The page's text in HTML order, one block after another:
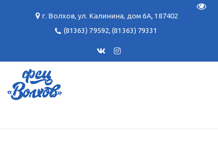
г. Волхов,ул. Калинина, дом 6А, 187402
(81363) 79592,(81363) 79331